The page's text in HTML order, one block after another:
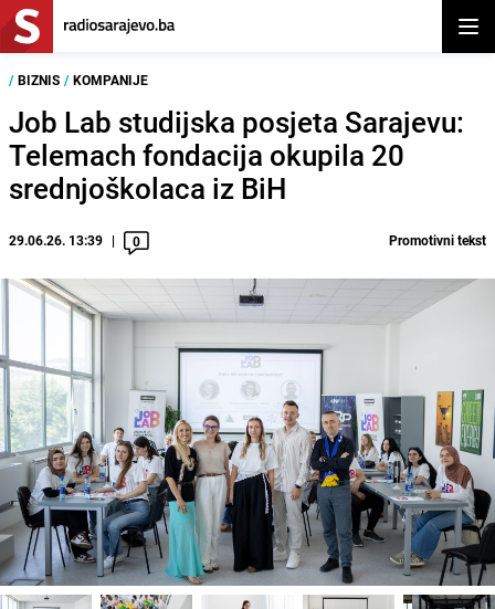
/ BIZNIS / KOMPANIJE
Job Lab studijska posjeta Sarajevu:
Telemach fondacija okupila 20
srednjoškolaca iz BiH
29.06.26. 13:39 0 Promotivni tekst